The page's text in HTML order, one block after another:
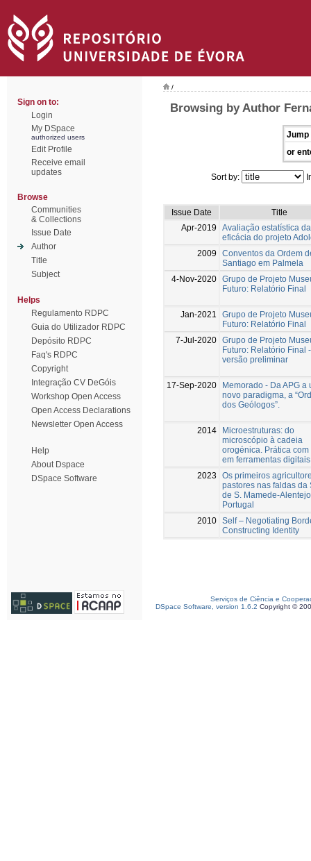
Sign on to:
Login
My DSpace
authorized users
Edit Profile
Receive email
updates
Browse
Communities
& Collections
Issue Date
Author
Title
Subject
Helps
Regulamento RDPC
Guia do Utilizador RDPC
Depósito RDPC
Faq's RDPC
Copyright
Integração CV DeGóis
Workshop Open Access
Open Access Declarations
Newsletter Open Access
Help
About Dspace
DSpace Software
/
Browsing by Author
Jump
or
Sort by:
Issue Date
Title
Apr-2019
Avaliação estatística da
eficácia do projeto
2009
Conventos da Ordem
Santiago em Palmela
4-Nov-2020 Grupo de Projeto
Futuro: Relatório Final
Jan-2021
Grupo de Projeto
Futuro: Relatório Final
7-Jul-2020 Grupo de Projeto
Futuro: Relatório Final -
versão preliminar
17-Sep-2020
Memorado - Da APG a
novo paradigma, a
dos Geólogos”.
2014
Microestruturas: do
microscópio à cadeia
orogénica. Prática com
em ferramentas digitais
2023
Os primeiros
pastores nas faldas da
de S. Mamede-
Portugal
2010 Self – Negotiating
Constructing Identity
Serviços de Ciência e
DSpace Software, version 1.6.2 Copyright ©